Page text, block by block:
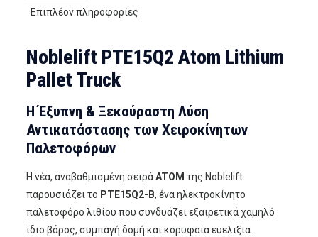
Επιπλέον πληροφορίες
Noblelift PTE15Q2 Atom Lithium
Pallet Truck
Η Έξυπνη & Ξεκούραστη Λύση
Αντικατάστασης των Χειροκίνητων
Παλετοφόρων
Η νέα, αναβαθμισμένη σειράATOM της Noblelift
παρουσιάζει το PTE15Q2-B, ένα ηλεκτροκίνητο
παλετοφόρο λιθίου που συνδυάζει εξαιρετικά χαμηλό
ίδιο βάρος, συμπαγή δομή και κορυφαία ευελιξία.